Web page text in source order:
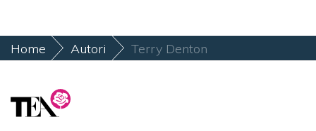
Home Autori Terry Denton